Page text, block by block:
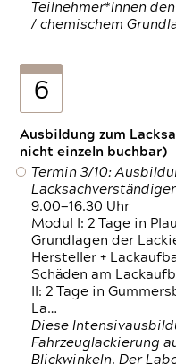
Teilnehmer*Innen
/ chemischem
6
Ausbildung zum
nicht einzeln buchbar)
Termin 3/10:
9.00—16.30 Uhr
Modul I: 2 Tage in
Grundlagen der
Hersteller +
Schäden am
II: 2 Tage in
La…
Diese
Fahrzeuglackierung
Blickwinkeln. Der